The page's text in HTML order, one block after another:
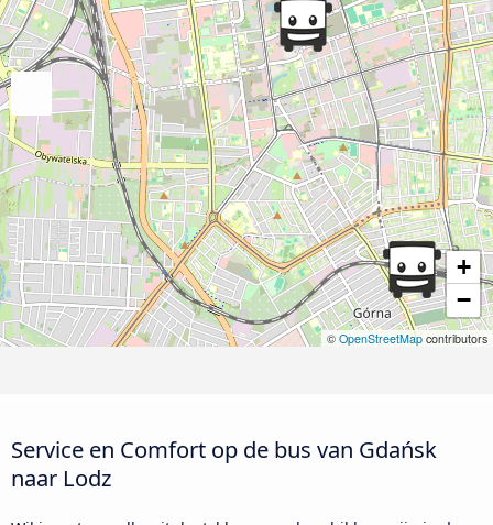
+
−
© OpenStreetMap contributors
Service en Comfort op de bus van Gdańsk
naar Lodz